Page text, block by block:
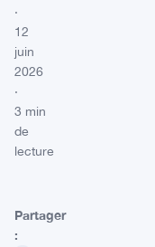
·
12
juin
2026
·
3 min
de
lecture
Partager
: